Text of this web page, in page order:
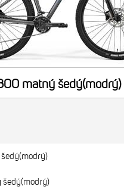
matný šedý(modrý)
šedý(modrý)